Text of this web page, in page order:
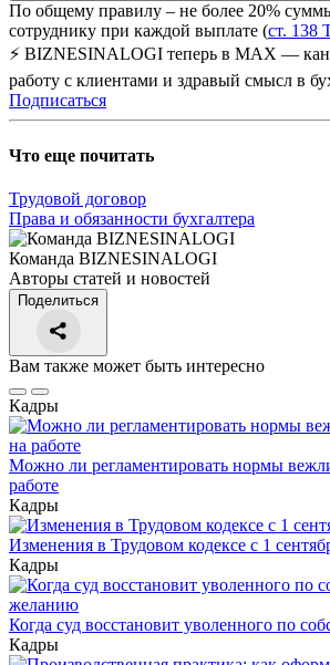
По общему правилу – не более 20%
сотруднику при каждой выплате (ст. 138
⚡ BIZNESINALOGI теперь в MAX —
работу с клиентами и здравый смысл в
Подписаться
Что еще почитать
Трудовой договор
Права и обязанности бухгалтера
Команда BIZNESINALOGI
Авторы статей и новостей
Поделиться
Вам также может быть интересно
Кадры
Можно ли регламентировать нормы
работе
Кадры
Изменения в Трудовом кодексе с 1
Кадры
Когда суд восстановит уволенного по
Кадры